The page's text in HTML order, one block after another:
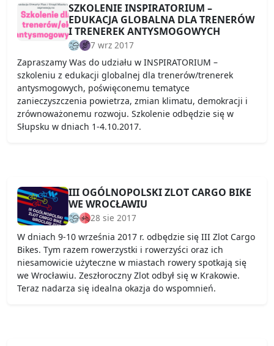
SZKOLENIE INSPIRATORIUM –
EDUKACJA GLOBALNA DLA TRENERÓW
I TRENEREK ANTYSMOGOWYCH
7 wrz 2017
Zapraszamy Was do udziału w INSPIRATORIUM –
szkoleniu z edukacji globalnej dla trenerów/trenerek
antysmogowych, poświęconemu tematyce
zanieczyszczenia powietrza, zmian klimatu, demokracji i
zrównoważonemu rozwoju. Szkolenie odbędzie się w
Słupsku w dniach 1-4.10.2017.
III OGÓLNOPOLSKI ZLOT CARGO BIKE
WE WROCŁAWIU
28 sie 2017
W dniach 9-10 września 2017 r. odbędzie się III Zlot Cargo
Bikes. Tym razem rowerzystki i rowerzyści oraz ich
niesamowicie użyteczne w miastach rowery spotkają się
we Wrocławiu. Zeszłoroczny Zlot odbył się w Krakowie.
Teraz nadarza się idealna okazja do wspomnień.